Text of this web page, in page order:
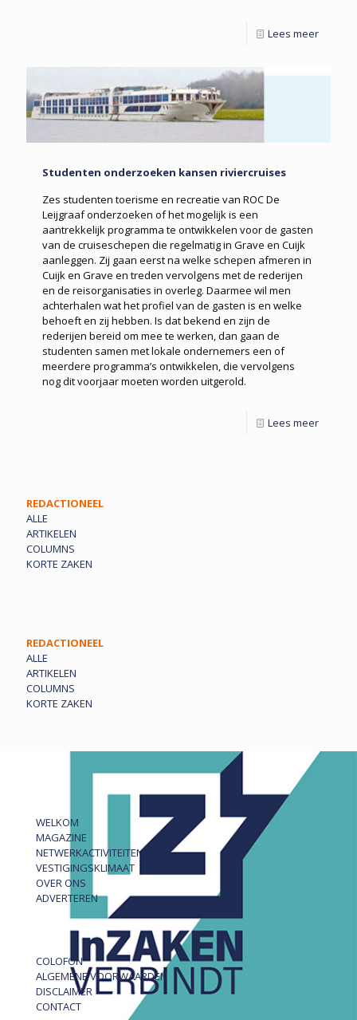
Lees meer
Studenten onderzoeken kansen riviercruises
Zes studenten toerisme en recreatie van ROC De
Leijgraaf onderzoeken of het mogelijk is een
aantrekkelijk programma te ontwikkelen voor de gasten
van de cruiseschepen die regelmatig in Grave en Cuijk
aanleggen. Zij gaan eerst na welke schepen afmeren in
Cuijk en Grave en treden vervolgens met de rederijen
en de reisorganisaties in overleg. Daarmee wil men
achterhalen wat het profiel van de gasten is en welke
behoeft en zij hebben. Is dat bekend en zijn de
rederijen bereid om mee te werken, dan gaan de
studenten samen met lokale ondernemers een of
meerdere programma’s ontwikkelen, die vervolgens
nog dit voorjaar moeten worden uitgerold.
Lees meer
REDACTIONEEL
ALLE
ARTIKELEN
COLUMNS
KORTE ZAKEN
REDACTIONEEL
ALLE
ARTIKELEN
COLUMNS
KORTE ZAKEN
WELKOM
MAGAZINE
NETWERKACTIVITEITEN
VESTIGINGSKLIMAAT
OVER ONS
ADVERTEREN
COLOFON
ALGEMENE VOORWAARDEN
DISCLAIMER
CONTACT